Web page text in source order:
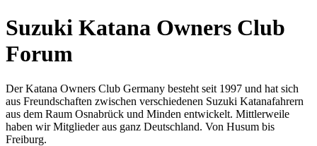
Suzuki Katana Owners Club
Forum
Der Katana Owners Club Germany besteht seit 1997 und hat sich
aus Freundschaften zwischen verschiedenen Suzuki Katanafahrern
aus dem Raum Osnabrück und Minden entwickelt. Mittlerweile
haben wir Mitglieder aus ganz Deutschland. Von Husum bis
Freiburg.